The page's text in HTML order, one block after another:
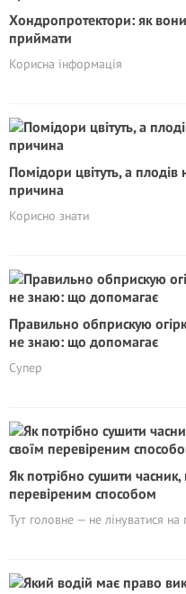
Хондропротектори: як
приймати
Корисна інформація
Помідори цвітуть, а
причина
Корисно знати
Правильно обприскую
не знаю: що допомагає
Супер
Як потрібно сушити
перевіреним способом
Тут головне — не лінуватися на